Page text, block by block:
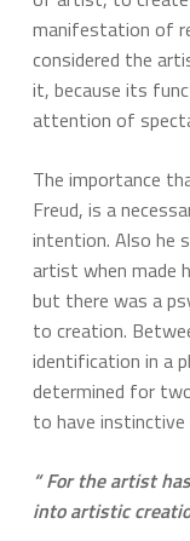
manifestation of
considered the
it, because its
attention of
The importance
Freud, is a
intention. Also he
artist when made
but there was a
to creation.
identification in a
determined for
to have
“For the artist
into artistic